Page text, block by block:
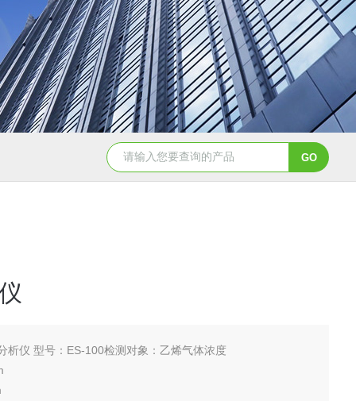
WGT-S透光率雾度仪 T32775农药分散性测定仪
析仪 型号：ES-100检测对象：乙烯气体浓度